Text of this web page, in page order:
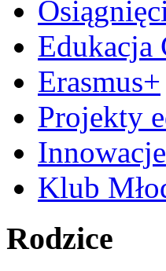
Edukacja
Erasmus+
Projekty
Innowacje
Klub
Rodzice